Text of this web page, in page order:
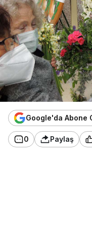
Google'da Abone
0 Paylaş